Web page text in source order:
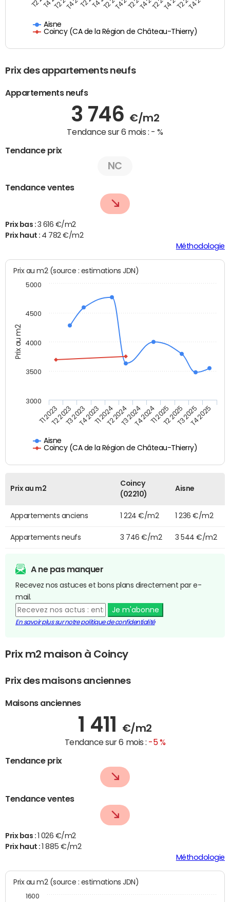
Aisne
Coincy (CA de la Région de Château-Thierry)
Prix des appartements neufs
Appartements neufs
3 746 €/m2
Tendance sur 6 mois : - %
Tendance prix
NC
Tendance ventes
Prix bas : 3 616 €/m2
Prix haut : 4 782 €/m2
Méthodologie
Prix au m2
Prix au m2 (source : estimations JDN)
Aisne
Coincy (CA de la Région de Château-Thierry)
T1 2023T2 2023T3 2023T4 2023T1 2024T2 2024T3 2024T4 2024T1 2025T2 2025T3 2025T4 2025
3000
3500
4000
4500
5000
Prix au m2
Coincy
(02210)
Aisne
Appartements anciens 1 224 €/m2 1 236 €/m2
Appartements neufs 3 746 €/m2 3 544 €/m2
A ne pas manquer
Recevez nos astuces et bons plans directement par e-
mail.
Je m'abonne
En savoir plus sur notre politique de confidentialité
Prix m2 maison à Coincy
Prix des maisons anciennes
Maisons anciennes
1 411 €/m2
Tendance sur 6 mois : -5 %
Tendance prix
Tendance ventes
Prix bas : 1 026 €/m2
Prix haut :1 885 €/m2
Méthodologie
Prix au m2 (source : estimations JDN)
1600